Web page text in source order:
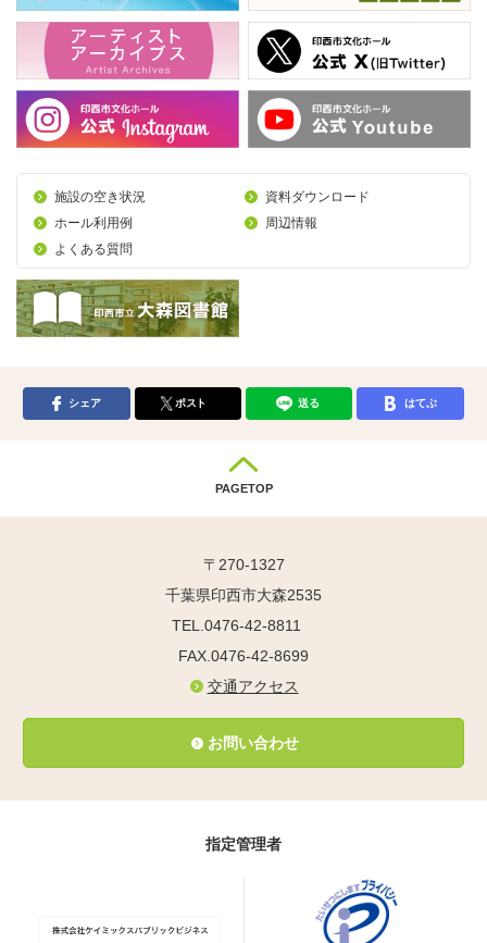
施設の空き状況
資料ダウンロード
ホール利用例
周辺情報
よくある質問
シェア ポスト 送る はてぶ
PAGETOP
〒270-1327
千葉県印西市大森2535
TEL.0476-42-8811
FAX.0476-42-8699
交通アクセス
お問い合わせ
指定管理者